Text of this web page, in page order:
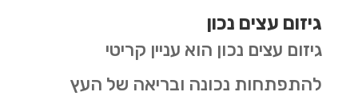
גיזום עצים נכון
גיזום עצים נכון הוא עניין קריטי
להתפתחות נכונה ובריאה של העץ